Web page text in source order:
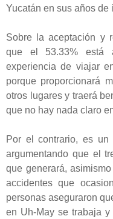
Yucatán en sus años de
Sobre la aceptación y
que el 53.33% está
experiencia de viajar
porque proporcionará
otros lugares y traerá
que no hay nada claro
Por el contrario, es
argumentando que el
que generará,
accidentes que
personas aseguraron
en Uh-May se trabaja